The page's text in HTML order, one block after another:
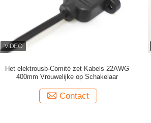
Het elektrousb-Comité zet Kabels 22AWG
400mm Vrouwelijke op Schakelaar
Contact